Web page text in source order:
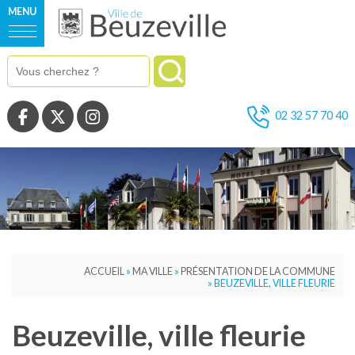
Voir la page Facebook
Voir la page Twitter
Voir la page Instagram 02 32 57 70 40
MENU
ACCUEIL » MA VILLE » PRÉSENTATION DE LA COMMUNE
» BEUZEVILLE, VILLE FLEURIE
Beuzeville, ville fleurie